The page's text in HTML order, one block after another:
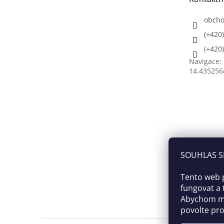
SOUHLAS
Tento web
fungovat a
Abychom
povolte
Navigace: